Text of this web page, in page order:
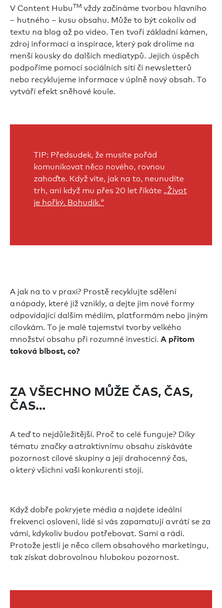
V Content HubuTM vždy začínáme tvorbou hlavního
– hutného – kusu obsahu. Může to být cokoliv od
textu na blog až po video. Ten tvoří základní kámen,
zdroj informací a inspirace, který pak drolíme na
menší kousky do dalších mediatypů. Jejich úspěch
podpoříme pomocí sociálních sítí či newsletterů
nebo recyklujeme informace v úplně nový obsah. To
vytváří efekt sněhové koule.
TIP: Předsudek, že musíte pořád
komunikovat něco nového, rovnou
zahoďte. Když víte, jak na to, neunudíte
trh, ani když mu přes 20 let říkáte „Život
je hořký. Bohudík.“
A jak na to v praxi? Prostě recyklujte sdělení
a nápady, které již vznikly, a dejte jim nové formy
odpovídající dalším médiím, platformám nebo jiným
cílovkám. To je malé tajemství tvorby velkého
množství obsahu při rozumné investici. A přitom
taková blbost, co?
ZA VŠECHNO MŮŽE ČAS, ČAS,
ČAS…
A teď to nejdůležitější. Proč to celé funguje? Díky
tématu značky a atraktivnímu obsahu získáváte
pozornost cílové skupiny a její drahocenný čas,
o který všichni vaši konkurenti stojí.
Když dobře pokryjete média a najdete ideální
frekvenci oslovení, lidé si vás zapamatují a vrátí se za
vámi, kdykoliv budou potřebovat. Sami a rádi.
Protože jestli je něco cílem obsahového marketingu,
tak získat dobrovolnou hlubokou pozornost.